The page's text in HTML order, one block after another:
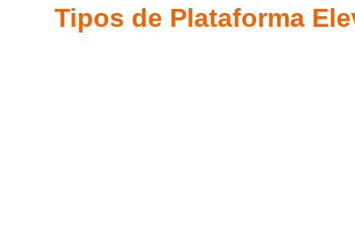
Tipos de Plataforma